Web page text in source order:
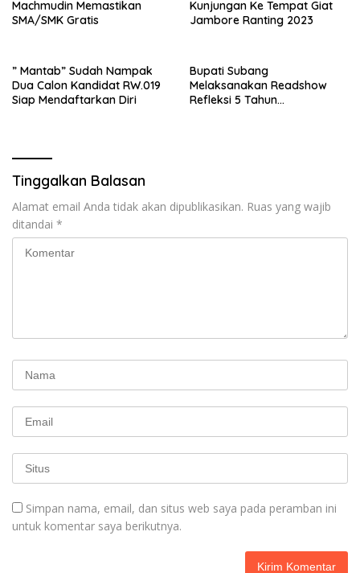
Machmudin Memastikan
SMA/SMK Gratis
Kunjungan Ke Tempat Giat
Jambore Ranting 2023
” Mantab” Sudah Nampak
Dua Calon Kandidat RW.019
Siap Mendaftarkan Diri
Bupati Subang
Melaksanakan Readshow
Refleksi 5 Tahun
Tinggalkan Balasan
Alamat email Anda tidak akan dipublikasikan. Ruas yang wajib
ditandai *
Simpan nama, email, dan situs web saya pada peramban ini
untuk komentar saya berikutnya.